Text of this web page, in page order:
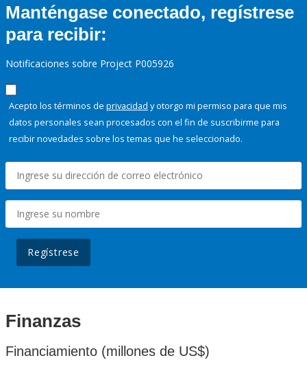
Manténgase conectado, regístrese
para recibir:
Notificaciones sobre Project P005926
Acepto los términos de privacidad y otorgo mi permiso para que mis
datos personales sean procesados con el fin de suscribirme para
recibir novedades sobre los temas que he seleccionado.
Regístrese
Finanzas
Financiamiento (millones de US$)